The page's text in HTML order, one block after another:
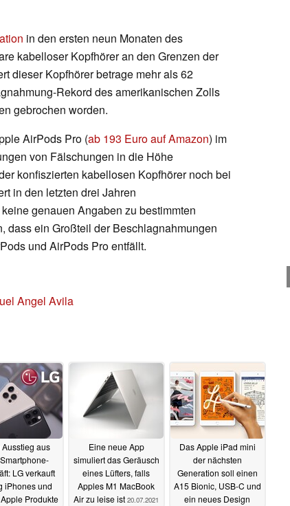
in den ersten neun Monaten des
kabelloser Kopfhörer an den Grenzen der
dieser Kopfhörer betrage mehr als 62
Rekord des amerikanischen Zolls
gebrochen worden.
AirPods Pro (ab 193 Euro auf Amazon) im
von Fälschungen in die Höhe
konfiszierten kabellosen Kopfhörer noch bei
in den letzten drei Jahren
genauen Angaben zu bestimmten
dass ein Großteil der Beschlagnahmungen
und AirPods Pro entfällt.
Angel Avila
Ausstieg aus
LG verkauft
iPhones und
Produkte
Eine neue App
simuliert das Geräusch
eines Lüfters, falls
Apples M1 MacBook
Air zu leise ist 20.07.2021
Das Apple iPad mini
der nächsten
Generation soll einen
A15 Bionic, USB-C und
ein neues Design